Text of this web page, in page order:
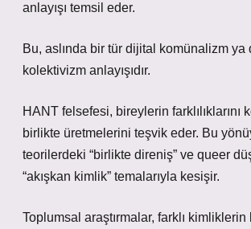
anlayışı temsil eder.
Bu, aslında bir tür dijital komünalizm ya
kolektivizm anlayışıdır.
HANT felsefesi, bireylerin farklılıklarını
birlikte üretmelerini teşvik eder. Bu
teorilerdeki “birlikte direniş” ve queer
“akışkan kimlik” temalarıyla kesişir.
Toplumsal araştırmalar, farklı kimliklerin